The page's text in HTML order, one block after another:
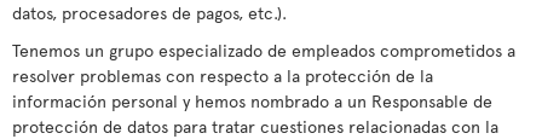
datos, procesadores de pagos, etc.).
Tenemos un grupo especializado de empleados comprometidos a
resolver problemas con respecto a la protección de la
información personal y hemos nombrado a un Responsable de
protección de datos para tratar cuestiones relacionadas con la